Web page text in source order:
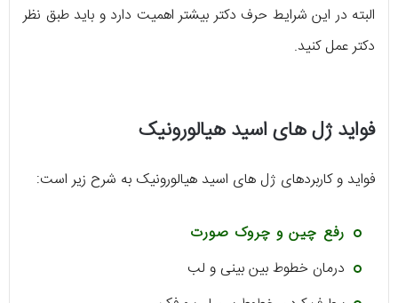
البته در این شرایط حرف دکتر بیشتر اهمیت دارد و باید طبق نظر
دکتر عمل کنید.
فواید ژل های اسید هیالورونیک
فواید و کاربردهای ژل های اسید هیالورونیک به شرح زیر است:
رفع چین و چروک صورت
درمان خطوط بین بینی و لب